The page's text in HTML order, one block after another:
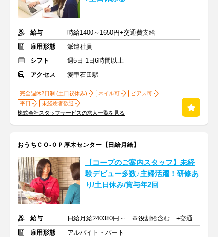
給与
時給1400～1650円+交通費支給
雇用形態
派遣社員
シフト
週5日 1日6時間以上
アクセス
愛甲石田駅
完全週休2日制 (土日祝休み) ネイル可
ピアス可
平日
未経験者歓迎
株式会社スタッフサービスの求人一覧を見る
おうちＣＯ-ＯＰ厚木センター【日給月給】
【コープのご案内スタッフ】未経
験デビュー多数♪主婦活躍！研修あ
り/土日休み/賞与年2回
給与
日給月給240380円～ ※役割給含む +交通費支給
雇用形態
アルバイト・パート